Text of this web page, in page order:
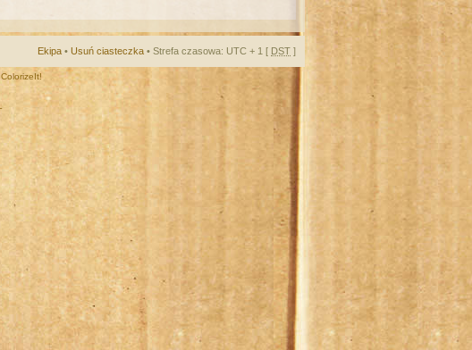
Ekipa • Usuń ciasteczka • Strefa czasowa: UTC + 1 [ DST ]
ColorizeIt!